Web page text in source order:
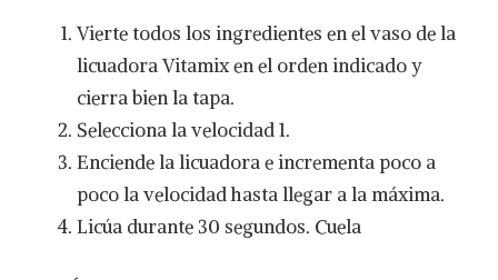
Vierte todos los ingredientes en el vaso de la
licuadora Vitamix en el orden indicado y
cierra bien la tapa.
Selecciona la velocidad 1.
Enciende la licuadora e incrementa poco a
poco la velocidad hasta llegar a la máxima.
Licúa durante 30 segundos. Cuela